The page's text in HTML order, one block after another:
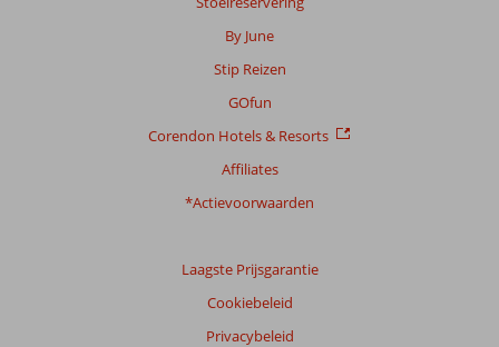
By June
Stip Reizen
GOfun
Corendon Hotels & Resorts
Affiliates
*Actievoorwaarden
Laagste Prijsgarantie
Cookiebeleid
Privacybeleid